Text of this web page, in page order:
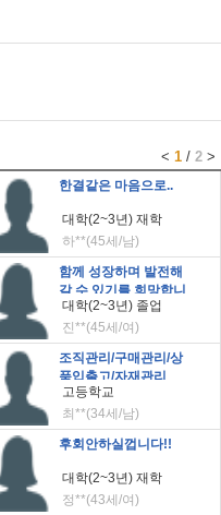
< 1 / 2 >
한결같은 마음으로..
대학(2~3년) 재학
하**(45세/남)
함께 성장하며 발전해
갈 수 있기를 희망합니
다.
대학(2~3년) 졸업
진**(45세/여)
조직관리/구매관리/상
품입출고/자재관리
고등학교
최**(34세/남)
후회안하실껍니다!!
대학(2~3년) 재학
정**(43세/여)